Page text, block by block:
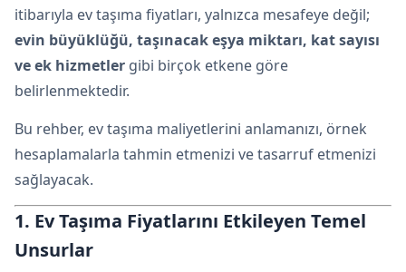
itibarıyla ev taşıma fiyatları, yalnızca mesafeye değil;
evin büyüklüğü, taşınacak eşya miktarı, kat sayısı
ve ek hizmetler gibi birçok etkene göre
belirlenmektedir.
Bu rehber, ev taşıma maliyetlerini anlamanızı, örnek
hesaplamalarla tahmin etmenizi ve tasarruf etmenizi
sağlayacak.
1. Ev Taşıma Fiyatlarını Etkileyen Temel
Unsurlar